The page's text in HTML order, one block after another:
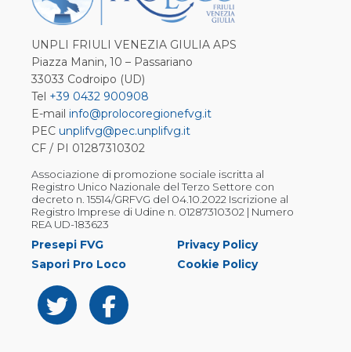
UNPLI FRIULI VENEZIA GIULIA APS
Piazza Manin, 10 – Passariano
33033 Codroipo (UD)
Tel +39 0432 900908
E-mail info@prolocoregionefvg.it
PEC unplifvg@pec.unplifvg.it
CF / PI 01287310302
Associazione di promozione sociale iscritta al
Registro Unico Nazionale del Terzo Settore con
decreto n. 15514/GRFVG del 04.10.2022 Iscrizione al
Registro Imprese di Udine n. 01287310302 | Numero
REA UD-183623
Presepi FVG
Sapori Pro Loco
Privacy Policy
Cookie Policy